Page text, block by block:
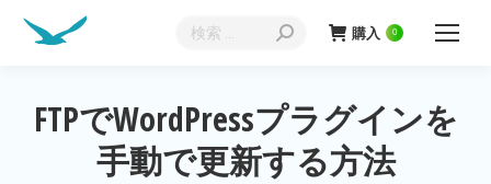
購入 0
FTPでWordPressプラグインを
手動で更新する方法
現在地: